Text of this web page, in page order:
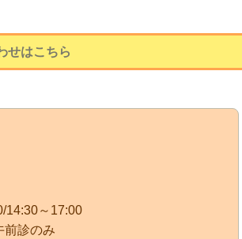
せはこちら
～17:00
診のみ